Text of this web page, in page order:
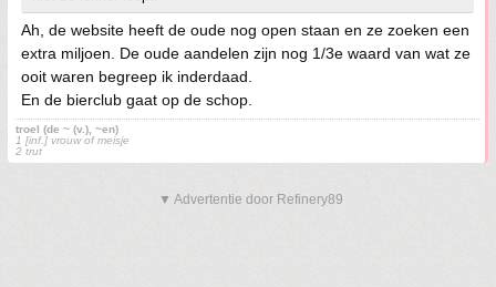
Ah, de website heeft de oude nog open staan en ze zoeken een
extra miljoen. De oude aandelen zijn nog 1/3e waard van wat ze
ooit waren begreep ik inderdaad.
En de bierclub gaat op de schop.
troel (de ~ (v.), ~en)
1 [inf.] vrouw of meisje
2 trut
▼ Advertentie door Refinery89